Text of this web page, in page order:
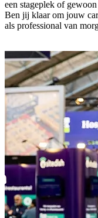
een stageplek of
Ben jij klaar om jouw
als professional van